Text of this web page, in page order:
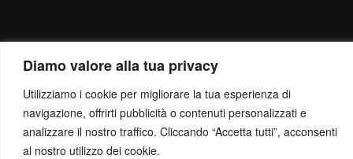
Diamo valore alla tua privacy
Utilizziamo i cookie per migliorare la tua esperienza di
navigazione, offrirti pubblicità o contenuti personalizzati e
analizzare il nostro traffico. Cliccando “Accetta tutti”, acconsenti
al nostro utilizzo dei cookie.